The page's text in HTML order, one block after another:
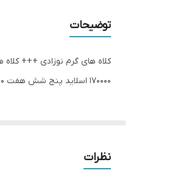
توضیحات
کلاه های گرم نوزادی +++ کلاه
170000 اسلاید پنج شش هفت 120000
نظرات